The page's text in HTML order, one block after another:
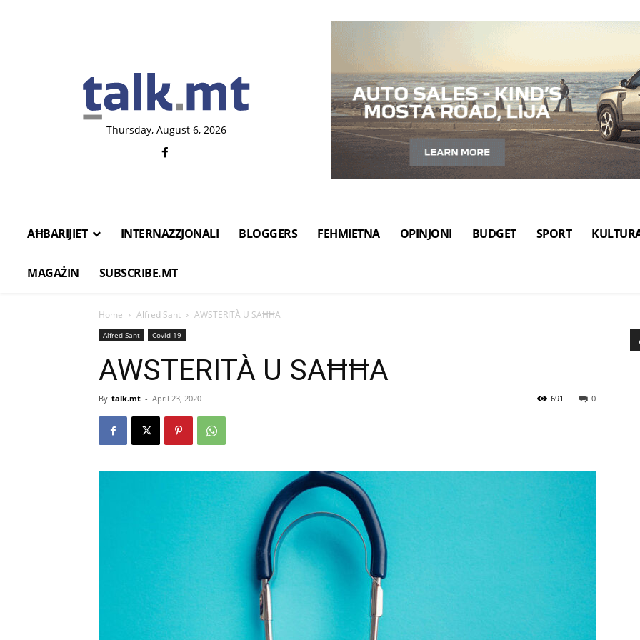
Thursday, August 6, 2026
AĦBARIJIET INTERNAZZJONALI BLOGGERS FEHMIETNA OPINJONI BUDGET SPORT
MAGAŻIN SUBSCRIBE.MT
Home Alfred Sant AWSTERITÀ U SAĦĦA
Alfred Sant Covid-19
AWSTERITÀ U SAĦĦA
By talk.mt - April 23, 2020 0
691